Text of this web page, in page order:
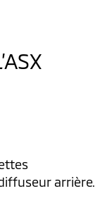
arrière.